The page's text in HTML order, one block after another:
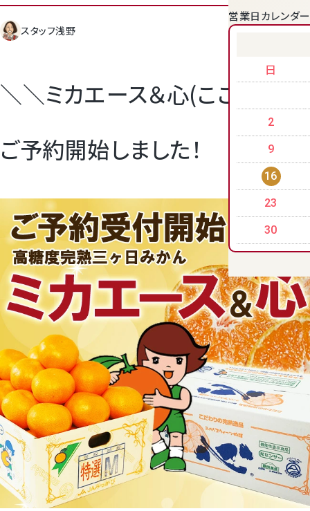
営業日カレンダー
日
2
9
16
23
30
クラウンメロンゼリー
桃
大糖領桃
温室みかん(ハウスみかん)
幸水梨ロイヤル
シャインマスカット
クイーンルージュ
神紅ぶどう
スタッフ浅野
＼＼ミカエース＆心(こころ)／／
ご予約開始しました！